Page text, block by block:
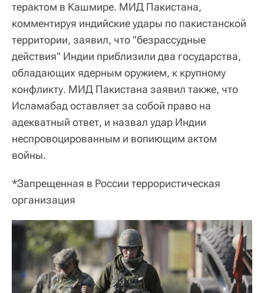
терактом в Кашмире. МИД Пакистана,
комментируя индийские удары по пакистанской
территории, заявил, что "безрассудные
действия" Индии приблизили два государства,
обладающих ядерным оружием, к крупному
конфликту. МИД Пакистана заявил также, что
Исламабад оставляет за собой право на
адекватный ответ, и назвал удар Индии
неспровоцированным и вопиющим актом
войны.
*Запрещенная в России террористическая
организация